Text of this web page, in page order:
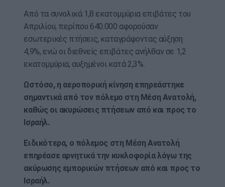
Από τα συνολικά 1,8 εκατομμύρια επιβάτες του
Απριλίου, περίπου 640.000 αφορούσαν
εσωτερικές πτήσεις, καταγράφοντας αύξηση
4,9%, ενώ οι διεθνείς επιβάτες ανήλθαν σε 1,2
εκατομμύρια, αυξημένοι κατά 2,3%.
Ωστόσο, η αεροπορική κίνηση επηρεάστηκε
σημαντικά από τον πόλεμο στη Μέση Ανατολή,
καθώς οι ακυρώσεις πτήσεων από και προς το
Ισραήλ.
Ειδικότερα, ο πόλεμος στη Μέση Ανατολή
επηρέασε αρνητικά την κυκλοφορία λόγω της
ακύρωσης εμπορικών πτήσεων από και προς το
Ισραήλ.